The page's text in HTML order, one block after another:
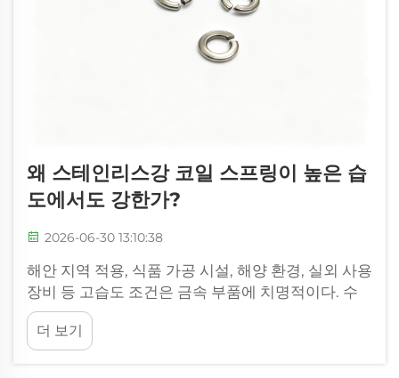
왜 스테인리스강 코일 스프링이 높은 습
도에서도 강한가?
2026-06-30 13:10:38
해안 지역 적용, 식품 가공 시설, 해양 환경, 실외 사용
장비 등 고습도 조건은 금속 부품에 치명적이다. 수
분은 산화를 유발하고, 수소 취성을 촉진하며, 피팅
(균열의 원인 중 하나)을 일으킨다...
더 보기